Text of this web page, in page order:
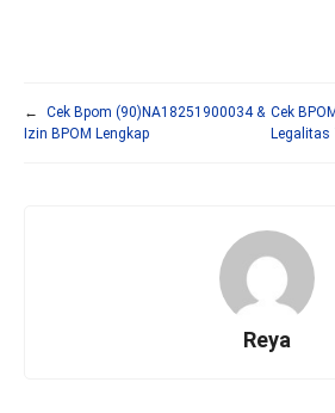
←
Cek Bpom (90)NA18251900034 &
Izin BPOM Lengkap
Cek
Legalitas
Reya